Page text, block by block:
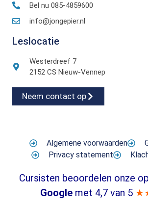
Bel nu 085-4859600
info@jongepier.nl
Leslocatie
Westerdreef 7
2152 CS Nieuw-Vennep
Neem contact op
Algemene voorwaarden
Privacy statement
Cursisten beoordelen onze
Google met 4,7 van 5